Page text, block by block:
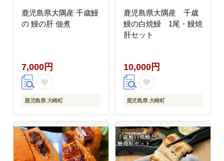
鹿児島県大隅産 千歳鰻
の 鰻の肝 佃煮
7,000円
鹿児島県 大崎町
鹿児島県大隅産 千歳
鰻の白焼鰻 1尾・鰻焼
肝セット
10,000円
鹿児島県 大崎町